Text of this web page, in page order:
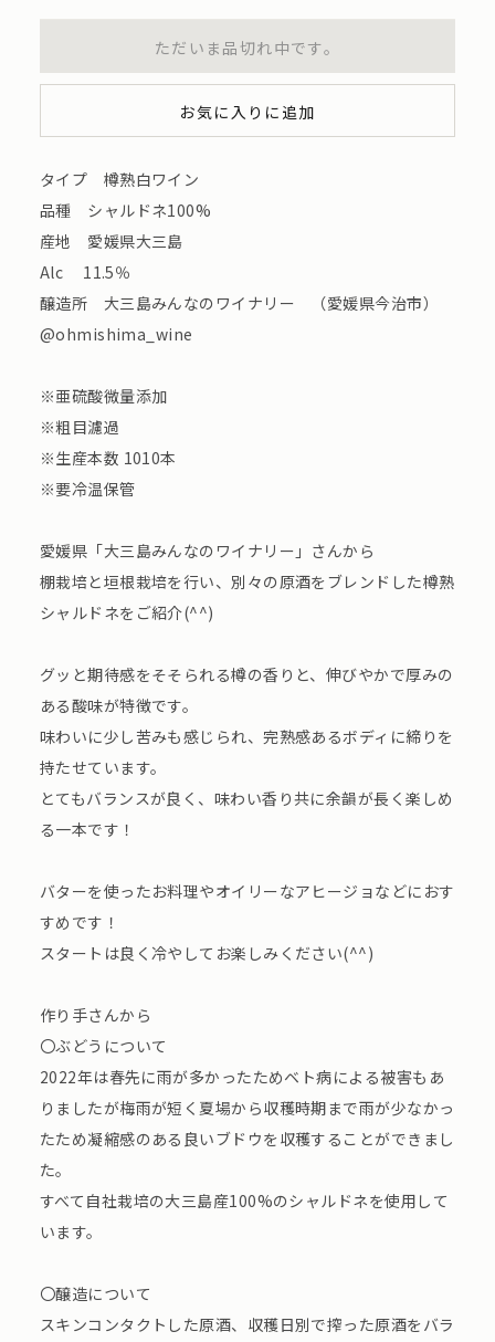
ただいま品切れ中です。
お気に入りに追加
タイプ 樽熟白ワイン
品種 シャルドネ100%
産地 愛媛県大三島
Alc 11.5％
醸造所 大三島みんなのワイナリー （愛媛県今治市）
@ohmishima_wine
※亜硫酸微量添加
※粗目濾過
※生産本数 1010本
※要冷温保管
愛媛県「大三島みんなのワイナリー」さんから
棚栽培と垣根栽培を行い、別々の原酒をブレンドした樽熟
シャルドネをご紹介(^^)
グッと期待感をそそられる樽の香りと、伸びやかで厚みの
ある酸味が特徴です。
味わいに少し苦みも感じられ、完熟感あるボディに締りを
持たせています。
とてもバランスが良く、味わい香り共に余韻が長く楽しめ
る一本です！
バターを使ったお料理やオイリーなアヒージョなどにおす
すめです！
スタートは良く冷やしてお楽しみください(^^)
作り手さんから
〇ぶどうについて
2022年は春先に雨が多かったためベト病による被害もあ
りましたが梅雨が短く夏場から収穫時期まで雨が少なかっ
たため凝縮感のある良いブドウを収穫することができまし
た。
すべて自社栽培の大三島産100%のシャルドネを使用して
います。
〇醸造について
スキンコンタクトした原酒、収穫日別で搾った原酒をバラ